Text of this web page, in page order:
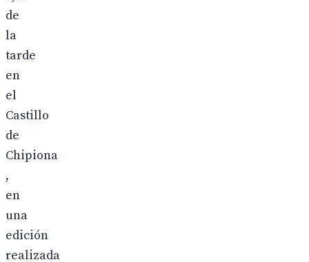
de
la
tarde
en
el
Castillo
de
Chipiona
,
en
una
edición
realizada